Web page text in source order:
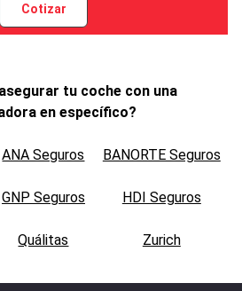
Cotizar
tu coche con una
en específico?
ANA Seguros BANORTE Seguros
GNP Seguros HDI Seguros
Quálitas Zurich